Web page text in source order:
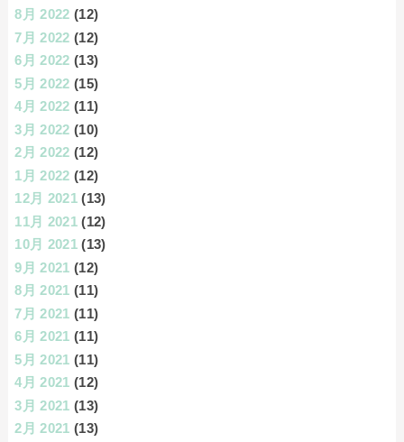
8月 2022 (12)
7月 2022 (12)
6月 2022 (13)
5月 2022 (15)
4月 2022 (11)
3月 2022 (10)
2月 2022 (12)
1月 2022 (12)
12月 2021 (13)
11月 2021 (12)
10月 2021 (13)
9月 2021 (12)
8月 2021 (11)
7月 2021 (11)
6月 2021 (11)
5月 2021 (11)
4月 2021 (12)
3月 2021 (13)
2月 2021 (13)